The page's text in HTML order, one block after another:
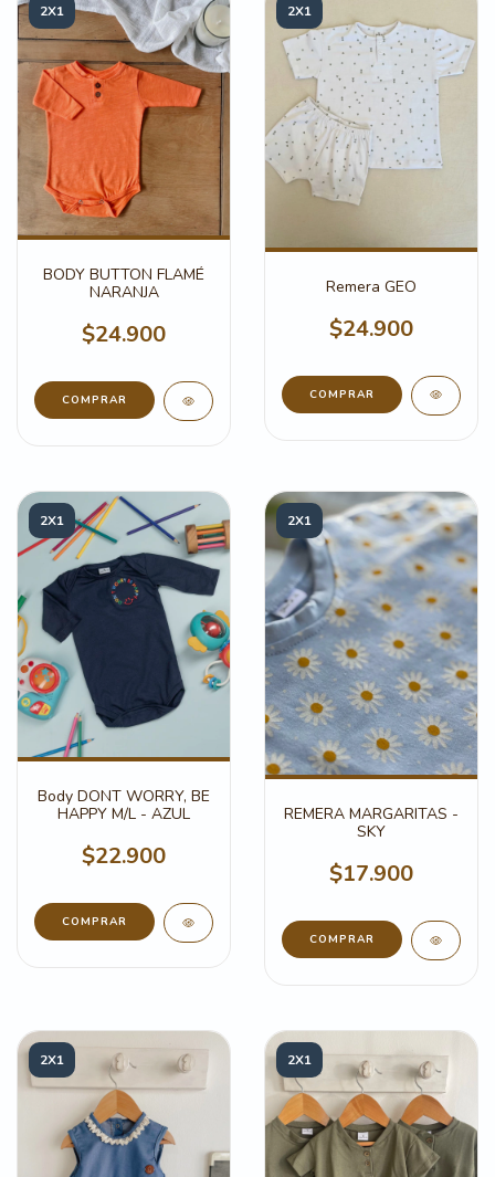
2X1
BODY BUTTON FLAMÉ
NARANJA
$24.900
COMPRAR
2X1
Remera GEO
$24.900
COMPRAR
2X1
Body DONT WORRY, BE
HAPPY M/L - AZUL
$22.900
COMPRAR
2X1
REMERA MARGARITAS -
SKY
$17.900
COMPRAR
2X1 2X1